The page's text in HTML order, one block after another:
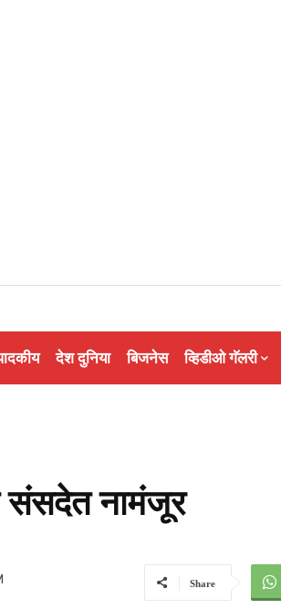
देश दुनिया बिजनेस व्हिडीओ गॅलरी
संसदेत नामंजूर
Share